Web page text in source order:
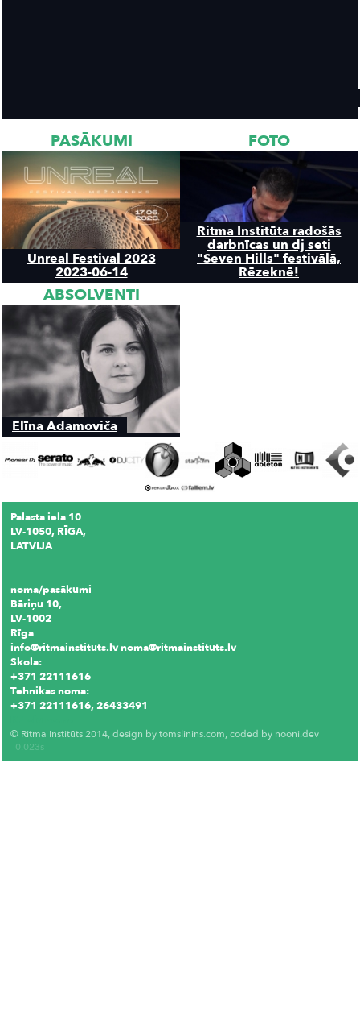
PASĀKUMI
Unreal Festival 2023
2023-06-14
FOTO
Ritma Institūta radošās
darbnīcas un dj seti
"Seven Hills" festivālā,
Rēzeknē!
ABSOLVENTI
Elīna Adamoviča
Palasta iela 10
LV-1050, RĪGA,
LATVIJA
noma/pasākumi
Bāriņu 10,
LV-1002
Rīga
info@ritmainstituts.lv noma@ritmainstituts.lv
Skola:
+371 22111616
Tehnikas noma:
+371 22111616, 26433491
© Ritma Institūts 2014, design bytomslinins.com, coded by nooni.dev
0.023s